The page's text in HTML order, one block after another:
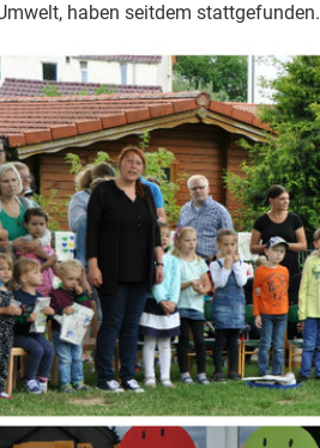
haben seitdem stattgefunden.